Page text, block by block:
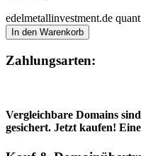
edelmetallinvestment.de
In den Warenkorb
Zahlungsarten:
Vergleichbare Domains
gesichert. Jetzt kaufen!